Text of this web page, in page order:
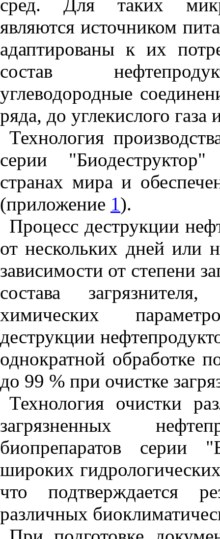
сред. Для таких
являются источником
адаптированы к их
состав
углеводородные
ряда, до углекислого газа
Технология
серии
странах мира и
(приложение 1).
Процесс деструкции
от нескольких дней или
зависимости от степени
состава
химических
деструкции
однократной обработке
до 99 % при очистке
Технология очистки
загрязненных
биопрепаратов серии
широких
что подтверждается
различных